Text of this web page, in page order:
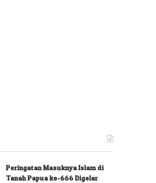
Peringatan Masuknya Islam di
Tanah Papua ke-666 Digelar